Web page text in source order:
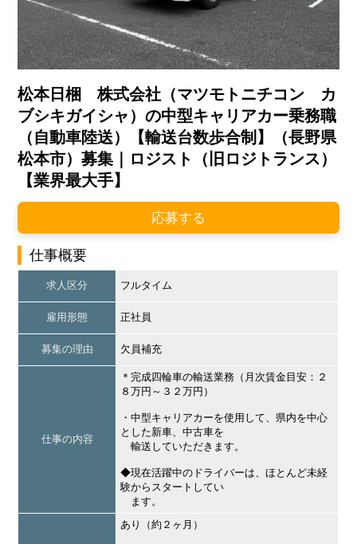
松本日梱 株式会社（マツモトニチコン カ
ブシキガイシャ）の中型キャリアカー乗務職
（自動車陸送）【輸送台数歩合制】（長野県
松本市）募集｜ロジスト（旧ロジトランス）
【業界最大手】
応募する
仕事概要
求人区分 フルタイム
雇用形態 正社員
募集の理由 欠員補充
仕事の内容
＊完成四輪車の輸送業務（月次賃金目安：２
８万円～３２万円）
・中型キャリアカーを使用して、県内を中心
とした新車、中古車を
輸送していただきます。
◆現在活躍中のドライバーは、ほとんど未経
験からスタートしてい
ます。
あり（約２ヶ月）